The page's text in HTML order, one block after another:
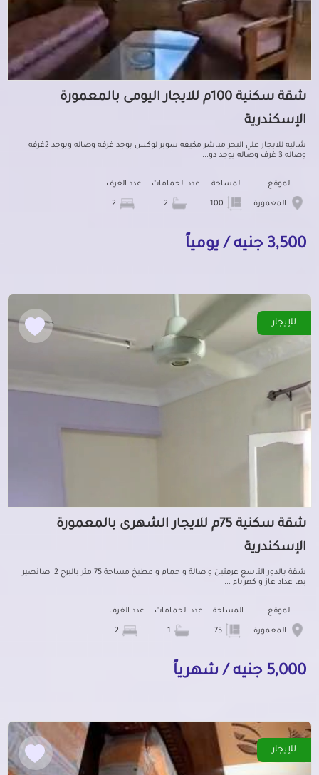
شقة سكنية 100م للايجار اليومى بالمعمورة
الإسكندرية
شاليه للايجار علي البحر مباشر مكيفه سوبر لوكس يوجد غرفه وصاله ويوجد 2غرفه
وصاله 3 غرف وصاله يوجد دو...
الموقع
المعمورة
المساحة عدد الحمامات عدد الغرف
3,500 جنيه / يومياً
للإيجار
شقة سكنية 75م للايجار الشهرى بالمعمورة
الإسكندرية
شقة بالدور التاسع غرفتين و صالة و حمام و مطبخ مساحة 75 متر بالبرج 2 اصانصير
بها عداد غاز و كهرباء ...
الموقع
المعمورة
المساحة عدد الحمامات عدد الغرف
5,000 جنيه / شهرياً
للإيجار